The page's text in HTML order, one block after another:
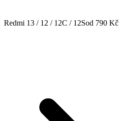
Redmi 13 / 12 / 12C / 12Sod 790 Kč